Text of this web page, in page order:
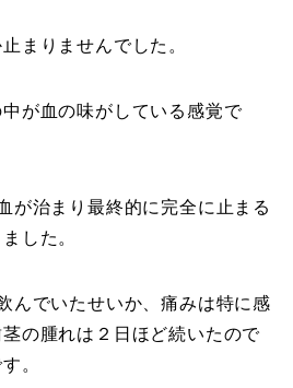
まりませんでした。
が血の味がしている感覚で
が治まり最終的に完全に止まる
した。
んでいたせいか、痛みは特に感
の腫れは２日ほど続いたので
。